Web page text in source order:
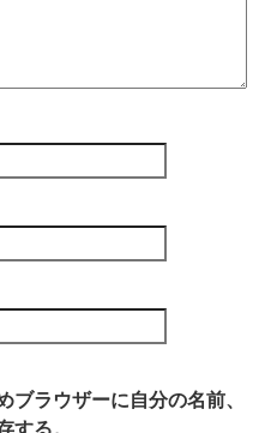
ラウザーに自分の名前、